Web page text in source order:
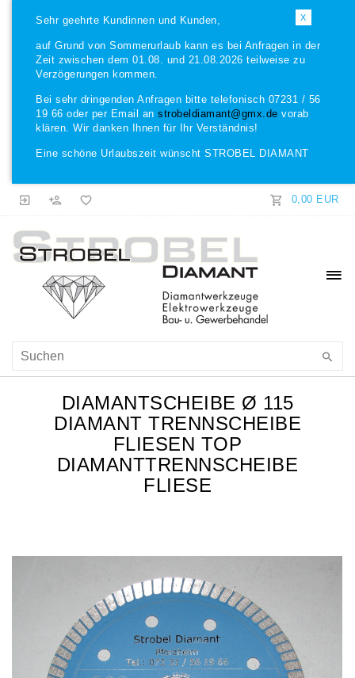
X
Sehr geehrte Kundinnen und Kunden,
auf Grund von Sommerurlaub kann es bei Anfragen in der
Zeit zwischen dem 01.08. und 21.08.2026 teilweise zu
Verzögerungen kommen.
Bei sehr dringenden Anfragen bitte telefonisch 07231 / 56
19 66 oder per Email an strobeldiamant@gmx.de vorab
klären. Wir danken Ihnen für Ihr Verständnis!
Eine schöne Urlaubszeit wünscht STROBEL DIAMANT
0,00 EUR
DIAMANTSCHEIBE Ø 115
DIAMANT TRENNSCHEIBE
FLIESEN TOP
DIAMANTTRENNSCHEIBE
FLIESE